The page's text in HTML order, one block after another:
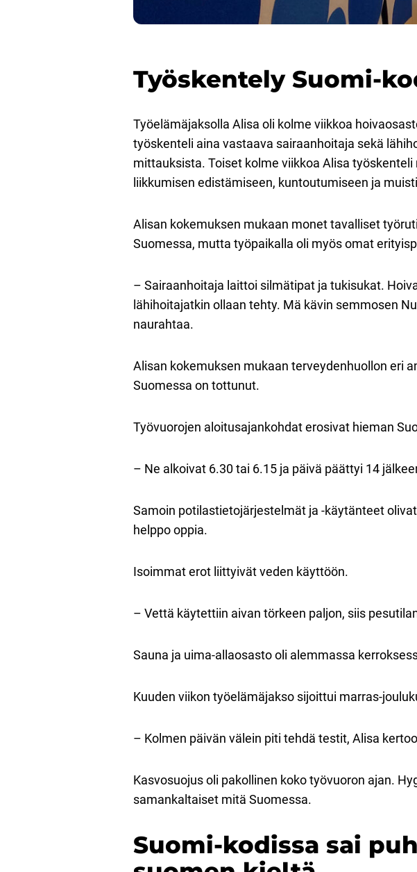
Työskentely Suomi-
Työelämäjaksolla Alisa oli kolme viikkoa
työskenteli aina vastaava sairaanhoitaja sekä
mittauksista. Toiset kolme viikkoa Alisa
liikkumisen edistämiseen, kuntoutumiseen ja
Alisan kokemuksen mukaan monet tavalliset
Suomessa, mutta työpaikalla oli myös omat
– Sairaanhoitaja laittoi silmätipat ja tukisukat.
lähihoitajatkin ollaan tehty. Mä kävin semmosen
naurahtaa.
Alisan kokemuksen mukaan terveydenhuollon eri
Suomessa on tottunut.
Työvuorojen aloitusajankohdat erosivat hieman
– Ne alkoivat 6.30 tai 6.15 ja päivä päättyi 14
Samoin potilastietojärjestelmät ja -käytänteet
helppo oppia.
Isoimmat erot liittyivät veden käyttöön.
– Vettä käytettiin aivan törkeen paljon, siis
Sauna ja uima-allaosasto oli alemmassa
Kuuden viikon työelämäjakso sijoittui marras-
– Kolmen päivän välein piti tehdä testit, Alisa
Kasvosuojus oli pakollinen koko työvuoron ajan.
samankaltaiset mitä Suomessa.
Suomi-kodissa sai